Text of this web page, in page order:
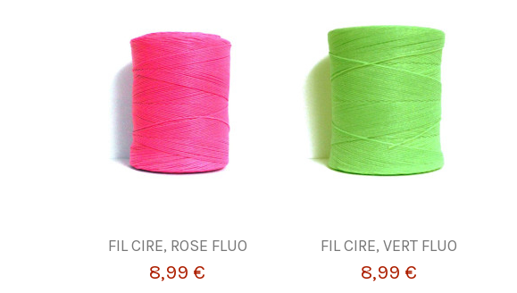
FIL CIRE, ROSE FLUO
8,99 €
FIL CIRE, VERT FLUO
8,99 €